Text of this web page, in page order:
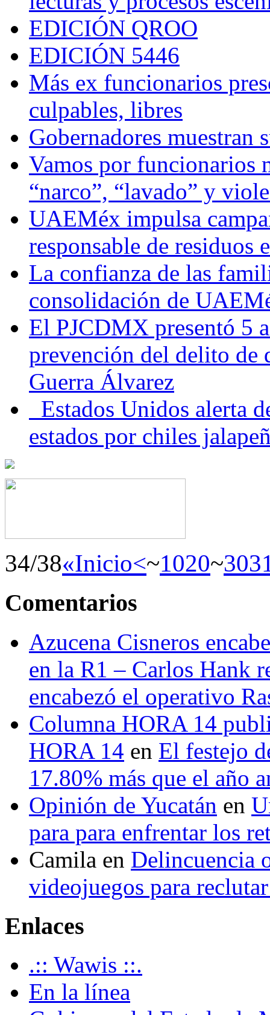
EDICIÓN QROO
EDICIÓN 5446
Más ex funcionarios
culpables, libres
Gobernadores muestran
Vamos por funcionarios
“narco”, “lavado” y
UAEMéx impulsa
responsable de residuos
La confianza de las
consolidación de
El PJCDMX presentó 5
prevención del delito de
Guerra Álvarez
Estados Unidos alerta
estados por chiles
34/38«Inicio<~1020~30
Comentarios
Azucena Cisneros
en la R1 – Carlos Hank
encabezó el operativo
Columna HORA 14
HORA 14 en El festejo
17.80% más que el año
Opinión de Yucatán en
para para enfrentar los
Camila en Delincuencia
videojuegos para
Enlaces
.:: Wawis ::.
En la línea